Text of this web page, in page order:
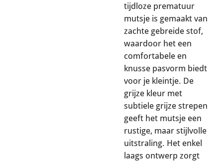
tijdloze prematuur
mutsje is gemaakt van
zachte gebreide stof,
waardoor het een
comfortabele en
knusse pasvorm biedt
voor je kleintje. De
grijze kleur met
subtiele grijze strepen
geeft het mutsje een
rustige, maar stijlvolle
uitstraling. Het enkel
laags ontwerp zorgt